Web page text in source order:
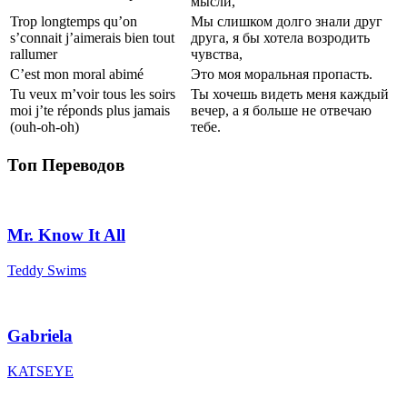
Trop longtemps qu’on
s’connait j’aimerais bien tout
rallumer
Мы слишком долго знали друг
друга, я бы хотела возродить
чувства,
C’est mon moral abimé
Это моя моральная пропасть.
Tu veux m’voir tous les soirs
moi j’te réponds plus jamais
(ouh-oh-oh)
Ты хочешь видеть меня каждый
вечер, а я больше не отвечаю
тебе.
Топ Переводов
Mr. Know It All
Teddy Swims
Gabriela
KATSEYE